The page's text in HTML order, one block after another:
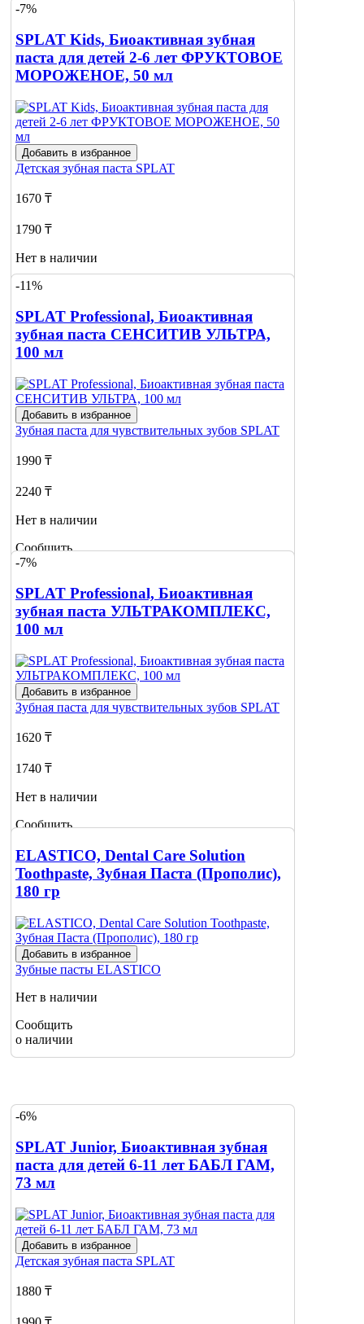
-7%
SPLAT Kids, Биоактивная зубная
паста для детей 2-6 лет ФРУКТОВОЕ
МОРОЖЕНОЕ, 50 мл
Добавить в избранное
Детская зубная паста SPLAT
1670 ₸
1790 ₸
Нет в наличии
Сообщить
-11%
SPLAT Professional, Биоактивная
зубная паста СЕНСИТИВ УЛЬТРА,
100 мл
Добавить в избранное
Зубная паста для чувствительных зубов SPLAT
1990 ₸
2240 ₸
Нет в наличии
Сообщить
о наличии
-7%
SPLAT Professional, Биоактивная
зубная паста УЛЬТРАКОМПЛЕКС,
100 мл
Добавить в избранное
Зубная паста для чувствительных зубов SPLAT
1620 ₸
1740 ₸
Нет в наличии
Сообщить
ELASTICO, Dental Care Solution
Toothpaste, Зубная Паста (Прополис),
180 гр
Добавить в избранное
Зубные пасты ELASTICO
Нет в наличии
Сообщить
о наличии
-6%
SPLAT Junior, Биоактивная зубная
паста для детей 6-11 лет БАБЛ ГАМ,
73 мл
Добавить в избранное
Детская зубная паста SPLAT
1880 ₸